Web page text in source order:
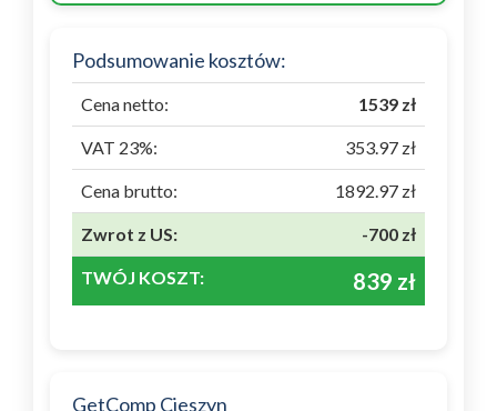
Podsumowanie kosztów:
Cena netto: 1539 zł
VAT 23%: 353.97 zł
Cena brutto: 1892.97 zł
Zwrot z US: -700 zł
TWÓJ KOSZT: 839 zł
GetComp Cieszyn